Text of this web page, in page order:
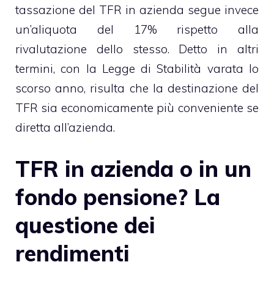
tassazione del TFR in azienda segue invece
un’aliquota del 17% rispetto alla
rivalutazione dello stesso. Detto in altri
termini, con la Legge di Stabilità varata lo
scorso anno, risulta che la destinazione del
TFR sia economicamente più conveniente se
diretta all’azienda.
TFR in azienda o in un
fondo pensione? La
questione dei
rendimenti